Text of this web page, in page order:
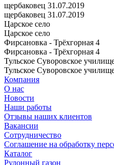
щербаковец 31.07.2019
щербаковец 31.07.2019
Царское село
Царское село
Фирсановка - Трёхгорная 4
Фирсановка - Трёхгорная 4
Тульское Суворовское
Тульское Суворовское
Компания
О нас
Новости
Наши работы
Отзывы наших клиентов
Вакансии
Сотрудничество
Соглашение на обработку
Каталог
Рулонный газон